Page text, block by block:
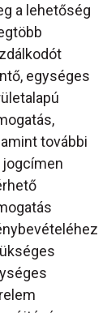
a lehetőség
egységes
további
jogcímen